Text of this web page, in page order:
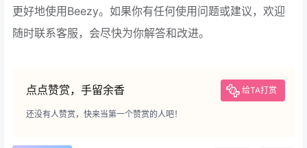
更好地使用Beezy。如果你有任何使用问题或建议，欢迎
随时联系客服，会尽快为你解答和改进。
点点赞赏，手留余香 给TA打赏
还没有人赞赏，快来当第一个赞赏的人吧！